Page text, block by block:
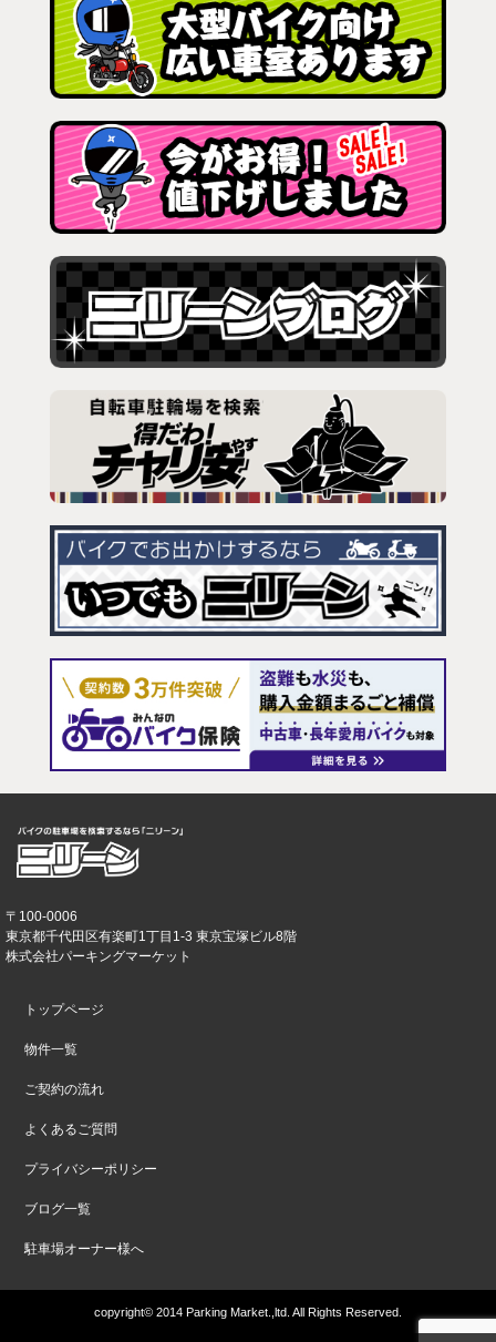
〒100-0006
東京都千代田区有楽町1丁目1-3 東京宝塚ビル8階
株式会社パーキングマーケット
トップページ
物件一覧
ご契約の流れ
よくあるご質問
プライバシーポリシー
ブログ一覧
駐車場オーナー様へ
copyright© 2014 Parking Market.,ltd. All Rights Reserved.